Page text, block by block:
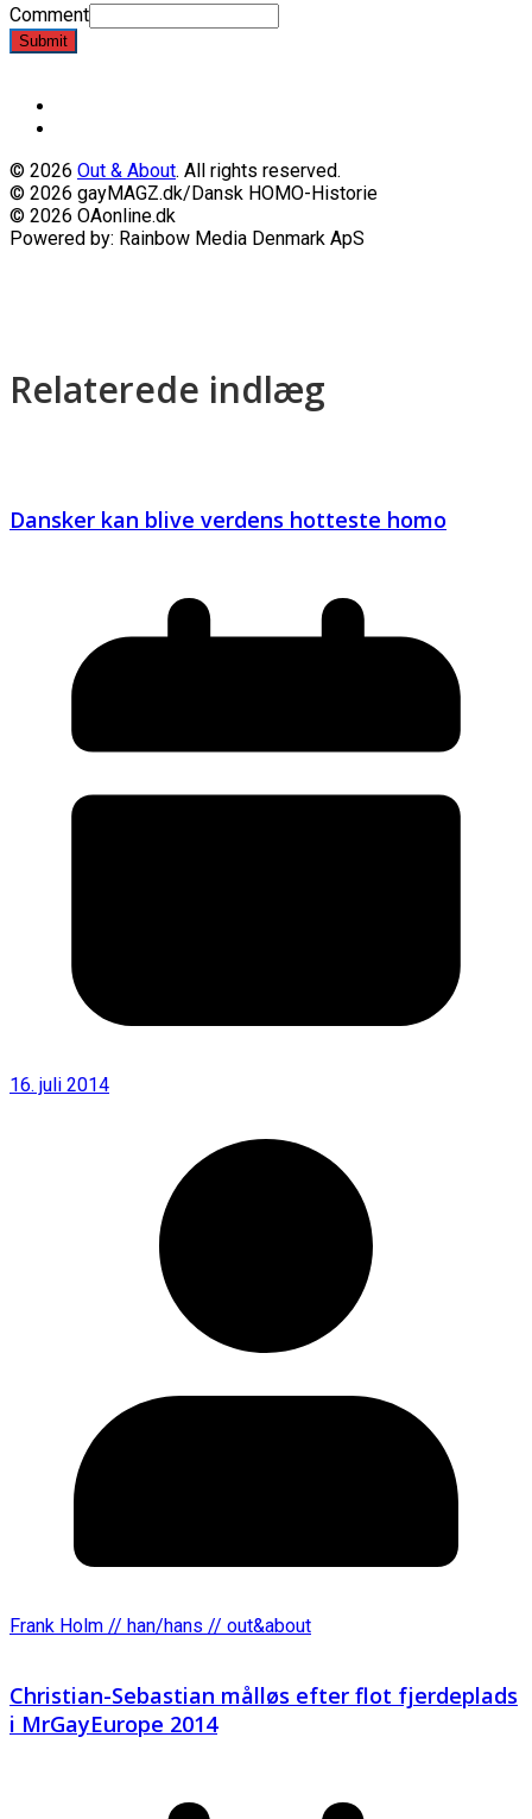
Comment
Submit
© 2026 Out & About. All rights reserved.
© 2026 gayMAGZ.dk/Dansk HOMO-Historie
© 2026 OAonline.dk
Powered by: Rainbow Media Denmark ApS
Relaterede indlæg
Dansker kan blive verdens hotteste homo
16. juli 2014
Frank Holm // han/hans // out&about
Christian-Sebastian målløs efter flot fjerdeplads
i MrGayEurope 2014